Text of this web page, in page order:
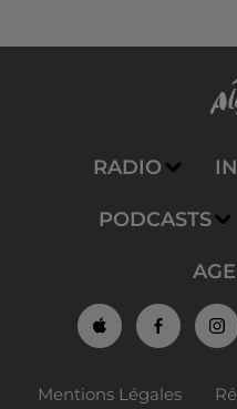
RADIO
PODCASTS
Mentions Légales